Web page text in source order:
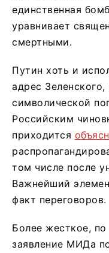
единственная
уравнивает
смертными.
Путин хоть и
адрес
символической
Российским
приходится
том числе после
Важнейший
факт переговоров.
Более жесткое,
заявление МИДа